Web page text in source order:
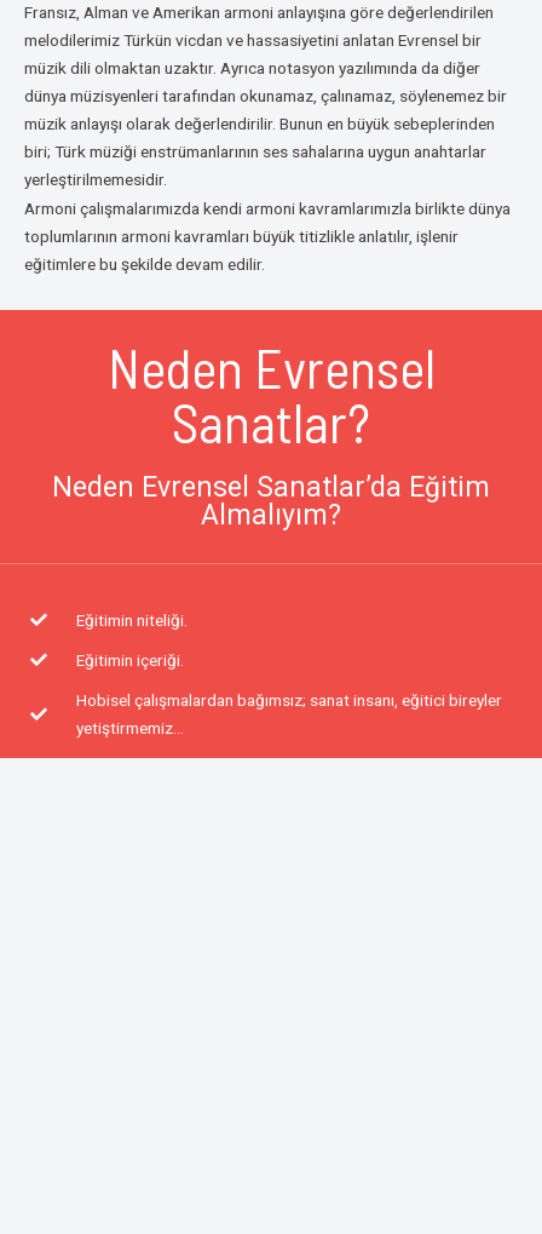
Fransız, Alman ve Amerikan armoni anlayışına göre değerlendirilen
melodilerimiz Türkün vicdan ve hassasiyetini anlatan Evrensel bir
müzik dili olmaktan uzaktır. Ayrıca notasyon yazılımında da diğer
dünya müzisyenleri tarafından okunamaz, çalınamaz, söylenemez bir
müzik anlayışı olarak değerlendirilir. Bunun en büyük sebeplerinden
biri; Türk müziği enstrümanlarının ses sahalarına uygun anahtarlar
yerleştirilmemesidir.
Armoni çalışmalarımızda kendi armoni kavramlarımızla birlikte dünya
toplumlarının armoni kavramları büyük titizlikle anlatılır, işlenir
eğitimlere bu şekilde devam edilir.
Neden Evrensel
Sanatlar?
Neden Evrensel Sanatlar’da Eğitim
Almalıyım?
Eğitimin niteliği.
Eğitimin içeriği.
Hobisel çalışmalardan bağımsız; sanat insanı, eğitici bireyler
yetiştirmemiz...